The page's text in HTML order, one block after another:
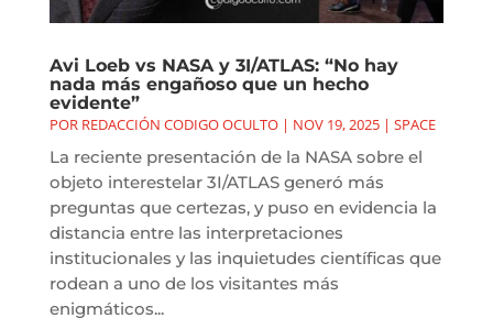
Avi Loeb vs NASA y 3I/ATLAS: “No hay
nada más engañoso que un hecho
evidente”
POR REDACCIÓN CODIGO OCULTO| NOV 19, 2025| SPACE
La reciente presentación de la NASA sobre el
objeto interestelar 3I/ATLAS generó más
preguntas que certezas, y puso en evidencia la
distancia entre las interpretaciones
institucionales y las inquietudes científicas que
rodean a uno de los visitantes más
enigmáticos...